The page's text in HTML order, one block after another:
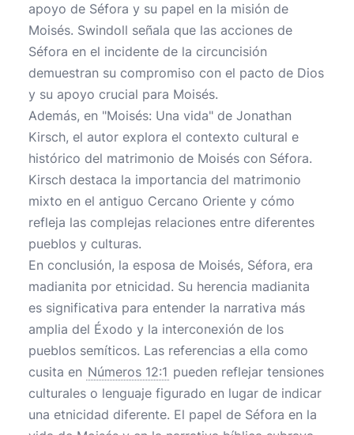
apoyo de Séfora y su papel en la misión de
Moisés. Swindoll señala que las acciones de
Séfora en el incidente de la circuncisión
demuestran su compromiso con el pacto de Dios
y su apoyo crucial para Moisés.
Además, en "Moisés: Una vida" de Jonathan
Kirsch, el autor explora el contexto cultural e
histórico del matrimonio de Moisés con Séfora.
Kirsch destaca la importancia del matrimonio
mixto en el antiguo Cercano Oriente y cómo
refleja las complejas relaciones entre diferentes
pueblos y culturas.
En conclusión, la esposa de Moisés, Séfora, era
madianita por etnicidad. Su herencia madianita
es significativa para entender la narrativa más
amplia del Éxodo y la interconexión de los
pueblos semíticos. Las referencias a ella como
cusita en Números 12:1 pueden reflejar tensiones
culturales o lenguaje figurado en lugar de indicar
una etnicidad diferente. El papel de Séfora en la